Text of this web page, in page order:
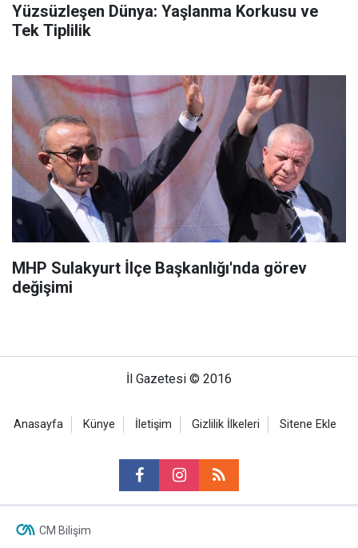
Yüzsüzleşen Dünya: Yaşlanma Korkusu ve
Tek Tiplilik
MHP Sulakyurt İlçe Başkanlığı'nda görev
değişimi
İl Gazetesi © 2016
Anasayfa Künye İletişim Gizlilik İlkeleri Sitene Ekle
CM Bilişim